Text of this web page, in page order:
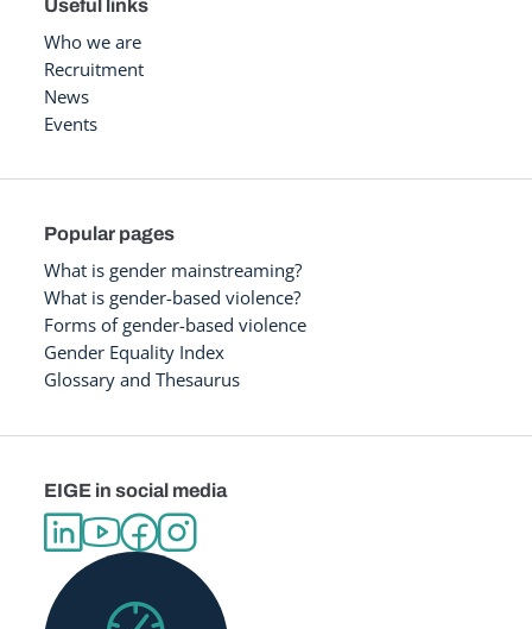
Useful links
Who we are
Recruitment
News
Events
Popular pages
What is gender mainstreaming?
What is gender-based violence?
Forms of gender-based violence
Gender Equality Index
Glossary and Thesaurus
EIGE in social media